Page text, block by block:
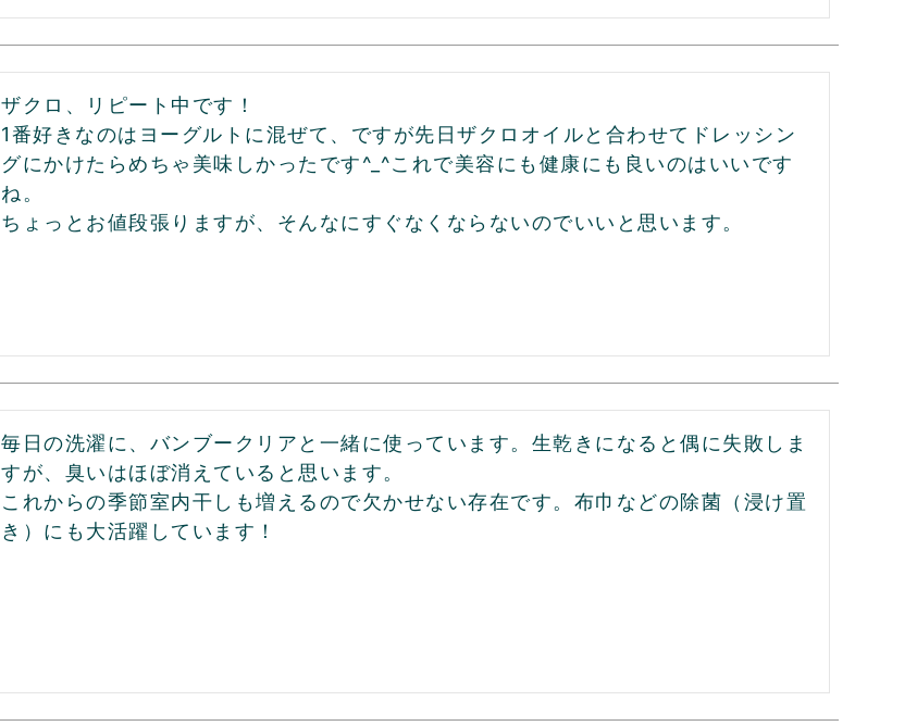
ザクロ、リピート中です！
1番好きなのはヨーグルトに混ぜて、ですが先日ザクロオイルと合わせてドレッシン
グにかけたらめちゃ美味しかったです^_^これで美容にも健康にも良いのはいいです
ね。
ちょっとお値段張りますが、そんなにすぐなくならないのでいいと思います。
毎日の洗濯に、バンブークリアと一緒に使っています。生乾きになると偶に失敗しま
すが、臭いはほぼ消えていると思います。
これからの季節室内干しも増えるので欠かせない存在です。布巾などの除菌（浸け置
き）にも大活躍しています！